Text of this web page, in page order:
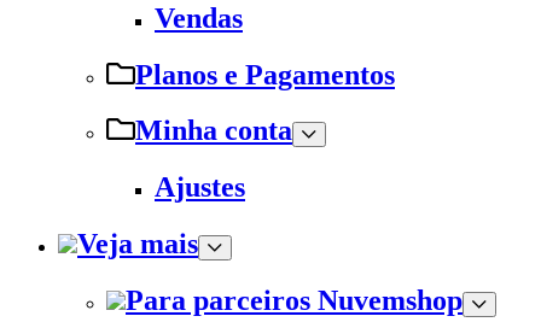
Vendas
Planos e Pagamentos
Minha conta
Ajustes
Veja mais
Para parceiros Nuvemshop